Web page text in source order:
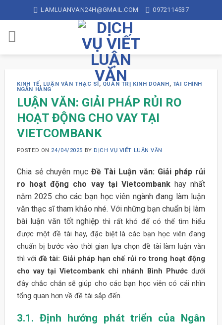
to
content
LAMLUANVAN24H@GMAIL.COM 0972114537
KINH TẾ, LUẬN VĂN THẠC SĨ , QUẢN TRỊ KINH DOANH, TÀI CHÍNH
NGÂN HÀNG
LUẬN VĂN: GIẢI PHÁP RỦI RO
HOẠT ĐỘNG CHO VAY TẠI
VIETCOMBANK
POSTED ON 24/04/2025 BY DỊCH VỤ VIẾT LUẬN VĂN
Chia sẻ chuyên mục Đề Tài Luận văn: Giải pháp rủi
ro hoạt động cho vay tại Vietcombankhay nhất
năm 2025 cho các bạn học viên ngành đang làm luận
văn thạc sĩ tham khảo nhé. Với những bạn chuẩn bị làm
bài luận văn tốt nghiệp thì rất khó để có thể tìm hiểu
được một đề tài hay, đặc biệt là các bạn học viên đang
chuẩn bị bước vào thời gian lựa chọn đề tài làm luận văn
thì với đề tài: Giải pháp hạn chế rủi ro trong hoạt động
cho vay tại Vietcombank chi nhánh Bình Phước dưới
đây chắc chắn sẽ giúp cho các bạn học viên có cái nhìn
tổng quan hơn về đề tài sắp đến.
3.1. Định hướng phát triển của Ngân